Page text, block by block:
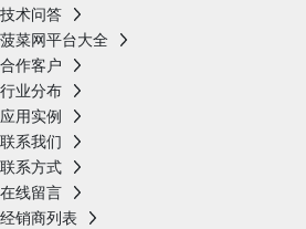
技术问答
菠菜网平台大全
合作客户
行业分布
应用实例
联系我们
联系方式
在线留言
经销商列表